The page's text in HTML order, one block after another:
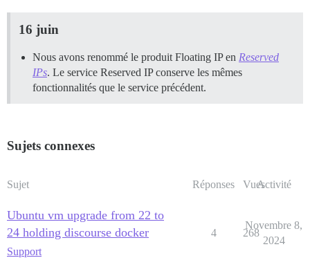
16 juin
Nous avons renommé le produit Floating IP en Reserved
IPs. Le service Reserved IP conserve les mêmes
fonctionnalités que le service précédent.
Sujets connexes
Sujet Réponses VuesActivité
Ubuntu vm upgrade from 22 to
24 holding discourse docker
Support
4 268
Novembre 8,
2024